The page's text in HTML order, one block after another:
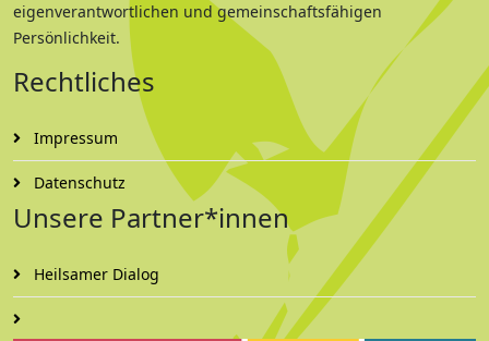
eigenverantwortlichen und gemeinschaftsfähigen
Persönlichkeit.
Rechtliches
Impressum
Datenschutz
Unsere Partner*innen
Heilsamer Dialog